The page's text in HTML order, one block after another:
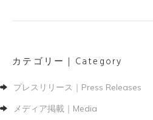
カテゴリー｜Category
プレスリリース｜Press Releases
メディア掲載｜Media